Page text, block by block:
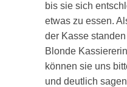
bis sie sich
etwas zu essen.
der Kasse
Blonde
können sie uns
und deutlich